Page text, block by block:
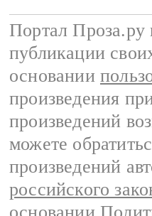
Портал Проза.ру
публикации
основании
произведения
произведений
можете
произведений
российского
основании